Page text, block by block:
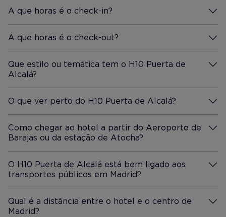
A que horas é o check-in?
Mais Informação
A que horas é o check-out?
Mais Informação
Que estilo ou temática tem o H10 Puerta de
Alcalá?
Mais Informação
O que ver perto do H10 Puerta de Alcalá?
Mais Informação
Como chegar ao hotel a partir do Aeroporto de
Barajas ou da estação de Atocha?
Mais Informação
O H10 Puerta de Alcalá está bem ligado aos
transportes públicos em Madrid?
Mais Informação
Qual é a distância entre o hotel e o centro de
Madrid?
Mais Informação